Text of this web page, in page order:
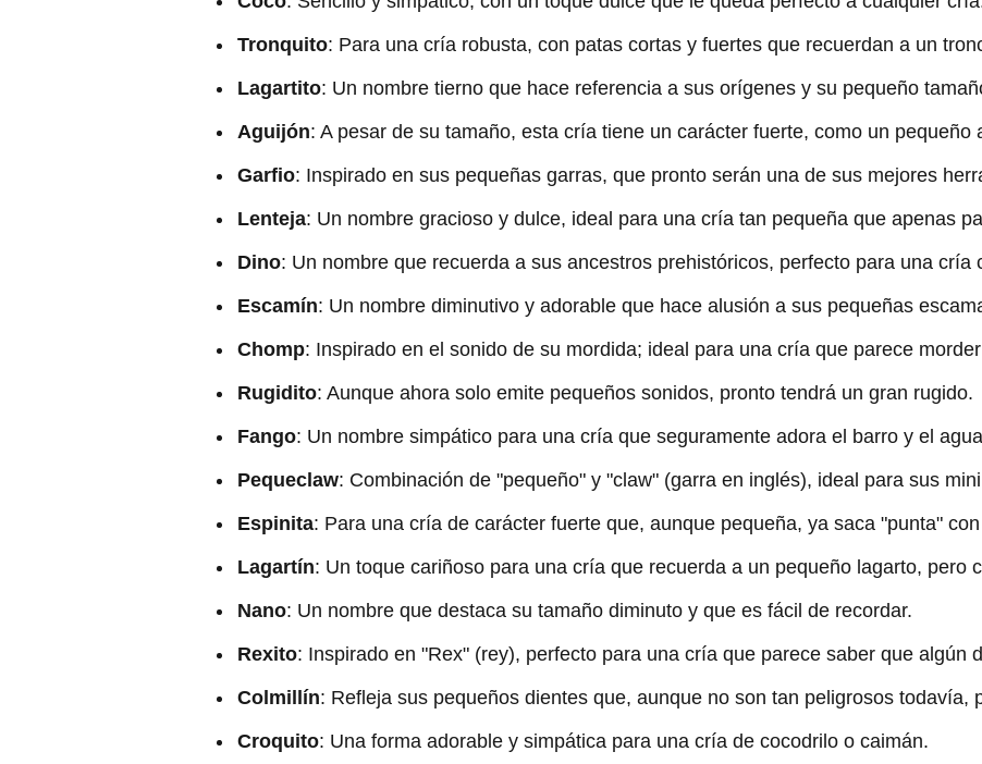
Tronquito: Para una cría robusta, con patas cortas y fuertes que recuerdan a un
Lagartito: Un nombre tierno que hace referencia a sus orígenes y su pequeño
Aguijón: A pesar de su tamaño, esta cría tiene un carácter fuerte, como un pequeño
Garfio: Inspirado en sus pequeñas garras, que pronto serán una de sus mejores
Lenteja: Un nombre gracioso y dulce, ideal para una cría tan pequeña que apenas
Dino: Un nombre que recuerda a sus ancestros prehistóricos, perfecto para una cría
Escamín: Un nombre diminutivo y adorable que hace alusión a sus pequeñas
Chomp: Inspirado en el sonido de su mordida; ideal para una cría que parece
Rugidito: Aunque ahora solo emite pequeños sonidos, pronto tendrá un gran rugido.
Fango: Un nombre simpático para una cría que seguramente adora el barro y el
Pequeclaw: Combinación de "pequeño" y "claw" (garra en inglés), ideal para sus
Espinita: Para una cría de carácter fuerte que, aunque pequeña, ya saca "punta"
Lagartín: Un toque cariñoso para una cría que recuerda a un pequeño lagarto, pero
Nano: Un nombre que destaca su tamaño diminuto y que es fácil de recordar.
Rexito: Inspirado en "Rex" (rey), perfecto para una cría que parece saber que algún
Colmillín: Refleja sus pequeños dientes que, aunque no son tan peligrosos todavía,
Croquito: Una forma adorable y simpática para una cría de cocodrilo o caimán.